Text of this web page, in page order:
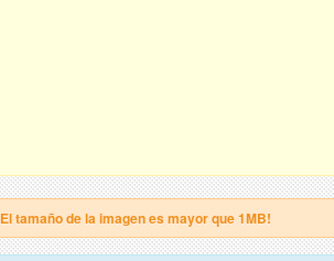
El tamaño de la imagen es mayor que 1MB!